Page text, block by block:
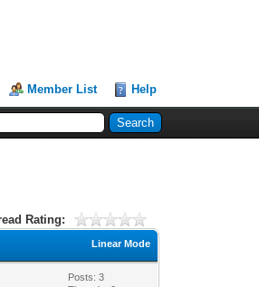
Member List Help
Rating:
Linear Mode
Posts: 3